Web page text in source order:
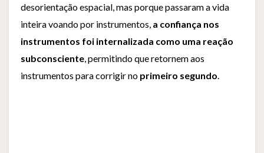
desorientação espacial, mas porque passaram a vida
inteira voando por instrumentos, a confiança nos
instrumentos foi internalizada como uma reação
subconsciente , permitindo que retornem aos
instrumentos para corrigir no primeiro segundo